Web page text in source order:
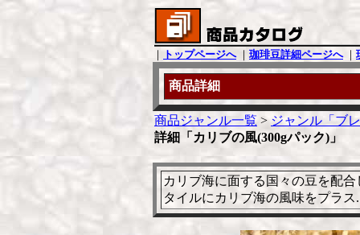
｜ トップページへ｜ 珈琲豆詳細ページへ｜
商品詳細
商品ジャンル一覧 >ジャンル「ブ
詳細「カリブの風(300gパック)」
カリブ海に面する国々の豆を配
タイルにカリブ海の風味をプラス